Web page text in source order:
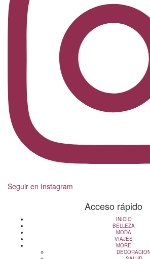
Seguir en Instagram
Acceso rápido
INICIO
BELLEZA
MODA
VIAJES
MORE